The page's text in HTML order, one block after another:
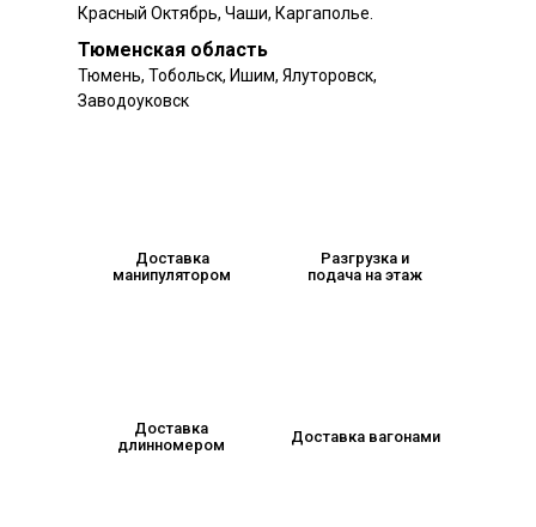
Тюменская область
Красный Октябрь, Чаши, Каргаполье.
Тюмень, Тобольск, Ишим, Ялуторовск,
Заводоуковск
Доставка
манипулятором
Доставка
длинномером
Разгрузка и
подача на этаж
Доставка вагонами